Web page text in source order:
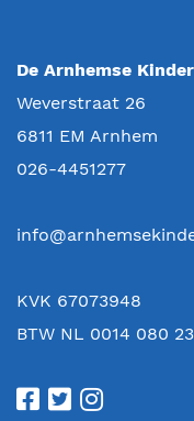
De Arnhemse
Weverstraat 26
6811 EM Arnhem
026-4451277
KVK 67073948
BTW NL 0014 080